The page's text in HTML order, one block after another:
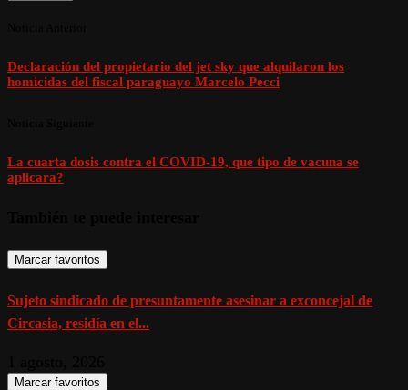
Declaración del propietario del jet sky que alquilaron los
homicidas del fiscal paraguayo Marcelo Pecci
La cuarta dosis contra el COVID-19, que tipo de vacuna se
aplicara?
Marcar favoritos
Sujeto sindicado de presuntamente asesinar a exconcejal de
Circasia, residía en el...
Marcar favoritos